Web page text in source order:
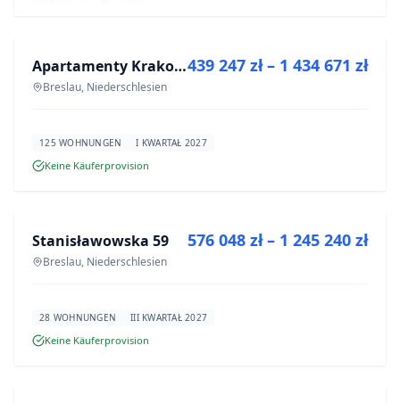
NEUBAU Apartamenty Krakowska 6
Breslau, Niederschlesien
439 247 zł – 1 434 671 zł
125 WOHNUNGEN I KWARTAŁ 2027
Keine Käuferprovision
NEUBAU
Stanisławowska 59
Breslau, Niederschlesien
576 048 zł – 1 245 240 zł
28 WOHNUNGEN III KWARTAŁ 2027
Keine Käuferprovision